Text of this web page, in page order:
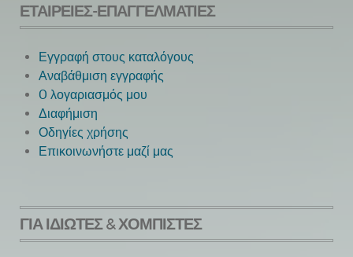
Next
ΕΤΑΙΡΕΊΕΣ-ΕΠΑΓΓΕΛΜΑΤΊΕΣ
Εγγραφή στους καταλόγους
Αναβάθμιση εγγραφής
O λογαριασμός μου
Διαφήμιση
Οδηγίες χρήσης
Επικοινωνήστε μαζί μας
ΓΙΑ ΙΔΙΏΤΕΣ & ΧΟΜΠΊΣΤΕΣ